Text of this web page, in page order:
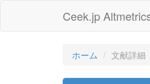
Ceek.jp
ホーム 文献詳細